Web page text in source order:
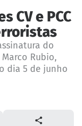
CV e PCC
do
Rubio,
dia 5 de junho